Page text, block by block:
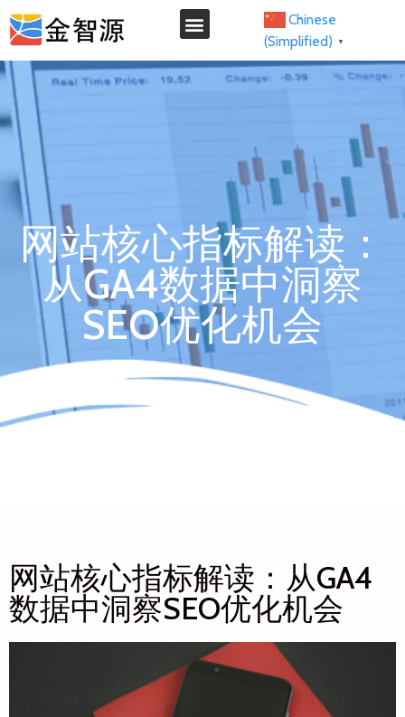
Chinese
(Simplified)
▼
网站核心指标解读：
从GA4数据中洞察
SEO优化机会
网站核心指标解读：从GA4
数据中洞察SEO优化机会